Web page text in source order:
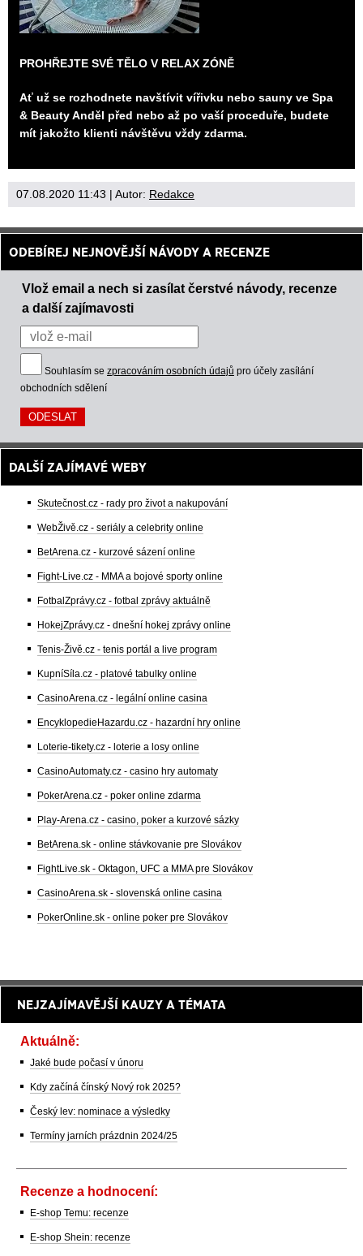
PROHŘEJTE SVÉ TĚLO V RELAX ZÓNĚ
Ať už se rozhodnete navštívit vířivku nebo sauny ve Spa
& Beauty Anděl před nebo až po vaší proceduře, budete
mít jakožto klienti návštěvu vždy zdarma.
07.08.2020 11:43 | Autor: Redakce
ODEBÍREJ NEJNOVĚJŠÍ NÁVODY A RECENZE
Vlož email a nech si zasílat čerstvé návody, recenze
a další zajímavosti
Souhlasím se zpracováním osobních údajů pro účely zasílání
obchodních sdělení
DALŠÍ ZAJÍMAVÉ WEBY
Skutečnost.cz - rady pro život a nakupování
WebŽivě.cz - seriály a celebrity online
BetArena.cz - kurzové sázení online
Fight-Live.cz - MMA a bojové sporty online
FotbalZprávy.cz - fotbal zprávy aktuálně
HokejZprávy.cz - dnešní hokej zprávy online
Tenis-Živě.cz - tenis portál a live program
KupníSíla.cz - platové tabulky online
CasinoArena.cz - legální online casina
EncyklopedieHazardu.cz - hazardní hry online
Loterie-tikety.cz - loterie a losy online
CasinoAutomaty.cz - casino hry automaty
PokerArena.cz - poker online zdarma
Play-Arena.cz - casino, poker a kurzové sázky
BetArena.sk - online stávkovanie pre Slovákov
FightLive.sk - Oktagon, UFC a MMA pre Slovákov
CasinoArena.sk - slovenská online casina
PokerOnline.sk - online poker pre Slovákov
NEJZAJÍMAVĚJŠÍ KAUZY A TÉMATA
Aktuálně:
Jaké bude počasí v únoru
Kdy začíná čínský Nový rok 2025?
Český lev: nominace a výsledky
Termíny jarních prázdnin 2024/25
Recenze a hodnocení:
E-shop Temu: recenze
E-shop Shein: recenze